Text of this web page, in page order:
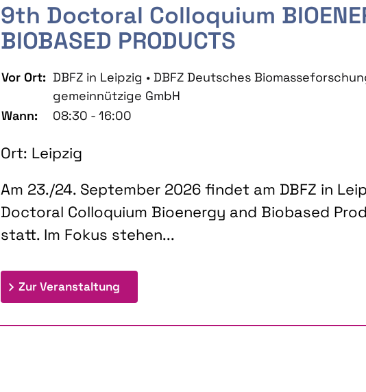
9th Doctoral Colloquium
BIOBASED PRODUCTS
Vor Ort: DBFZ in Leipzig • DBFZ Deutsches
gemeinnützige GmbH
Wann:
08:30 - 16:00
Ort: Leipzig
Am 23./24. September 2026 findet am DBFZ in
Doctoral Colloquium Bioenergy and Biobased
statt. Im Fokus stehen...
Zur Veranstaltung: 9th Doctoral Colloquium BIOENERGY AND